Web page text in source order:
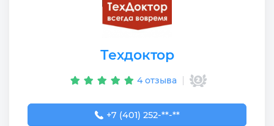
Техдоктор
4 отзыва
+7 (401) 252-52-88
+7 (401) 252-**-**